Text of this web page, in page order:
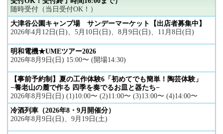
随時受付（当日受付OK！）
大津谷公園キャンプ場 サンデーマーケット【出店者募集中】
2026年4月12日(日)、5月10日(日)、8月9日(日)、11月8日(日)
明和電機★UMEツアー2026
2026年8月9日(日) 15:00〜 (開場14:30)
【事前予約制】夏の工作体験6「初めてでも簡単！陶芸体験」
−養老山の麓で作る 四季を奏でるお皿と器たち−
2026年8月9日(日) (1)10:00〜 (2)11:00〜 (3)13:00〜 (4)14:00〜
冷酒列車（2026年8・9月開催分）
2026年8月9日(日)、9月19日(土)